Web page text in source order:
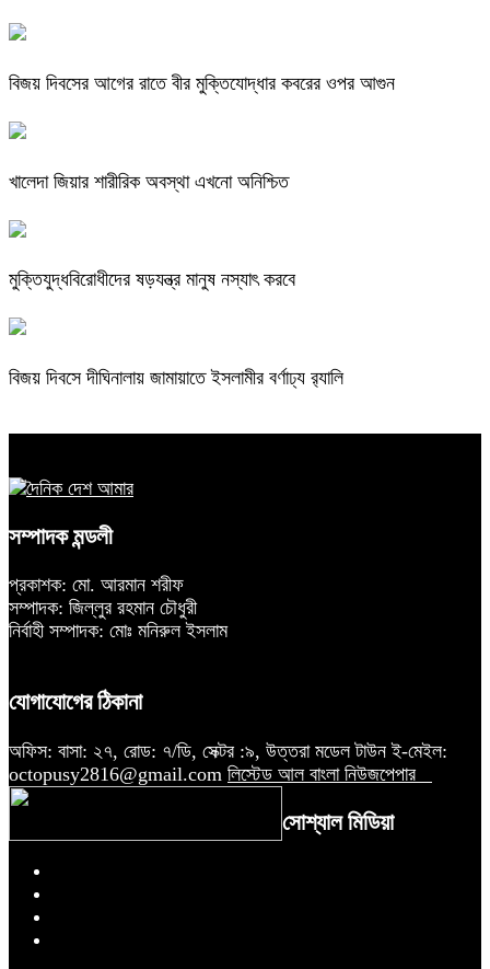
বিজয় দিবসের আগের রাতে বীর মুক্তিযোদ্ধার কবরের ওপর আগুন
খালেদা জিয়ার শারীরিক অবস্থা এখনো অনিশ্চিত
মুক্তিযুদ্ধবিরোধীদের ষড়যন্ত্র মানুষ নস্যাৎ করবে
বিজয় দিবসে দীঘিনালায় জামায়াতে ইসলামীর বর্ণাঢ্য র‍্যালি
সম্পাদক মন্ডলী
প্রকাশক: মো. আরমান শরীফ
সম্পাদক: জিল্লুর রহমান চৌধুরী
নির্বাহী সম্পাদক: মোঃ মনিরুল ইসলাম
যোগাযোগের ঠিকানা
অফিস: বাসা: ২৭, রোড: ৭/ডি, সেক্টর :৯, উত্তরা মডেল টাউন ই-মেইল:
octopusy2816@gmail.com লিস্টেড আল বাংলা নিউজপেপার
সোশ্যাল মিডিয়া